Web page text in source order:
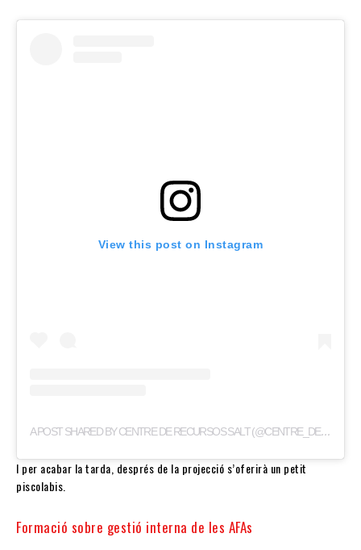
View this post on Instagram
A
POST SHARED BY CENTRE DE RECURSOS SALT (@CENTRE_DE_RECURSOS)
I per acabar la tarda, després de la projecció s’oferirà un petit
piscolabis.
Formació sobre gestió interna de les AFAs